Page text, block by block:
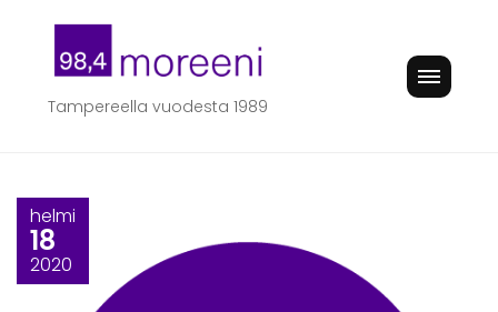
content
Tampereella vuodesta 1989
helmi
18
2020